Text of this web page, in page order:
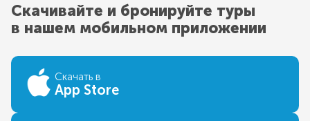
Скачивайте и бронируйте туры
в нашем мобильном приложении
Скачать в
App Store